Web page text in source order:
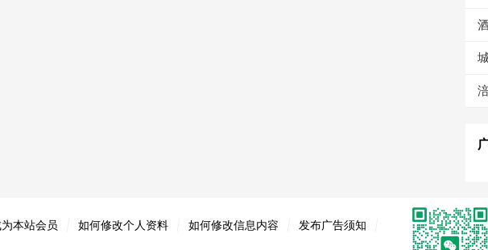
本站会员 如何修改个人资料 如何修改信息内容 发布广告须知